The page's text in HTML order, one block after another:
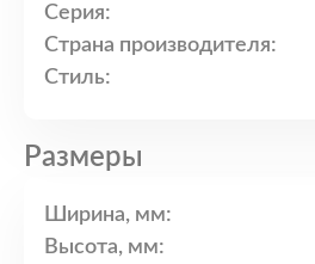
Серия:
Страна производителя:
Стиль:
Размеры
Ширина, мм:
Высота, мм: